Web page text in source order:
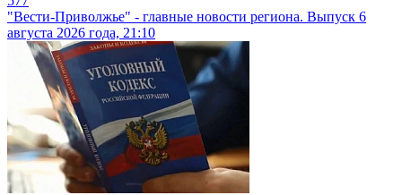
"Вести-Приволжье" - главные новости региона. Выпуск 6
августа 2026 года, 21:10